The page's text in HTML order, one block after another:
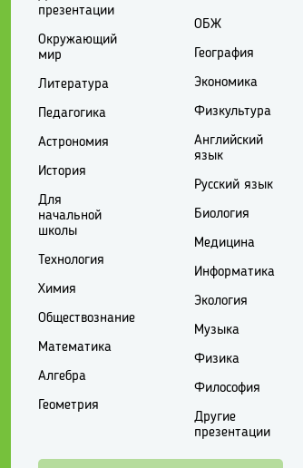
презентации
Окружающий
мир
Литература
Педагогика
Астрономия
История
Для
начальной
школы
Технология
Химия
Обществознание
Математика
Алгебра
Геометрия
ОБЖ
География
Экономика
Физкультура
Английский
язык
Русский язык
Биология
Медицина
Информатика
Экология
Музыка
Физика
Философия
Другие
презентации